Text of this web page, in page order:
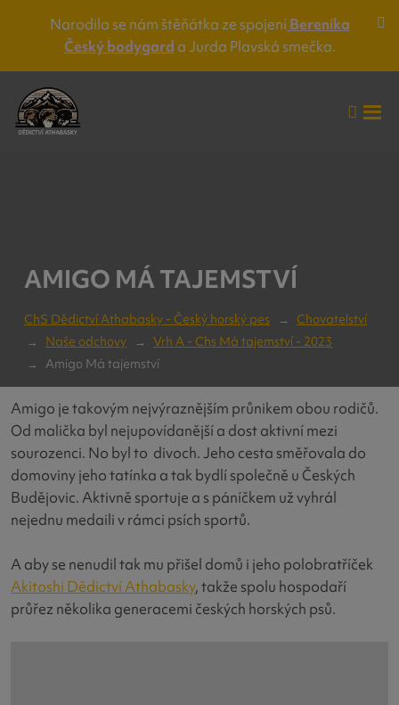
Narodila se nám štěňátka ze spojeníBerenika
Český bodygard a Jurda Plavská smečka.
AMIGO MÁ TAJEMSTVÍ
ChS Dědictví Athabasky - Český horský pes
Chovatelství
Naše odchovy
Vrh A - Chs Má tajemství - 2023
Amigo Má tajemství
Amigo je takovým nejvýraznějším průnikem obou rodičů.
Od malička byl nejupovídanější a dost aktivní mezi
sourozenci. No byl to divoch. Jeho cesta směřovala do
domoviny jeho tatínka a tak bydlí společně u Českých
Budějovic. Aktivně sportuje a s páníčkem už vyhrál
nejednu medaili v rámci psích sportů.
A aby se nenudil tak mu přišel domů i jeho polobratříček
Akitoshi Dědictví Athabasky, takže spolu hospodaří
průřez několika generacemi českých horských psů.